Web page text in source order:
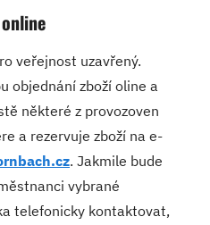
veřejnost uzavřený.
objednání zboží oline a
některé z provozoven
a rezervuje zboží na e-
. Jakmile bude
vybrané
telefonicky kontaktovat,